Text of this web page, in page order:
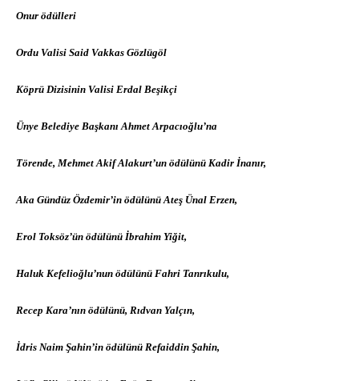
Onur ödülleri
Ordu Valisi Said Vakkas Gözlügöl
Köprü Dizisinin Valisi Erdal Beşikçi
Ünye Belediye Başkanı Ahmet Arpacıoğlu’na
Törende, Mehmet Akif Alakurt’un ödülünü Kadir İnanır,
Aka Gündüz Özdemir’in ödülünü Ateş Ünal Erzen,
Erol Toksöz’ün ödülünü İbrahim Yiğit,
Haluk Kefelioğlu’nun ödülünü Fahri Tanrıkulu,
Recep Kara’nın ödülünü, Rıdvan Yalçın,
İdris Naim Şahin’in ödülünü Refaiddin Şahin,